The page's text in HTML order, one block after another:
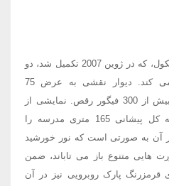
مدرسه 8500 مترمربعی بیچر اسکول، که در ژوین 2007 تکمیل شد، دو
اثر مهم فیگوراتیو را عرضه می کند. دیوار نقشی به عرض 75
سانتیمتر، که نمایشی است از بیش از 300 فیگور رقص. نمایشی از
دانش آموزان و خودمدرسه، که کل پیشانی 165 متری مدرسه را
به صورتی است که نور خورشید
هایی متنوع باز می تاباند، ضمن
قرمزرنگ پارک روبرویی نیز در آن